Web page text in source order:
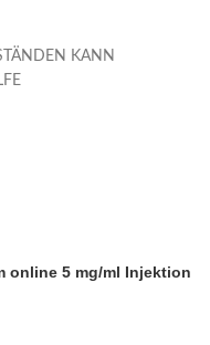
KANN
online 5 mg/ml Injektion